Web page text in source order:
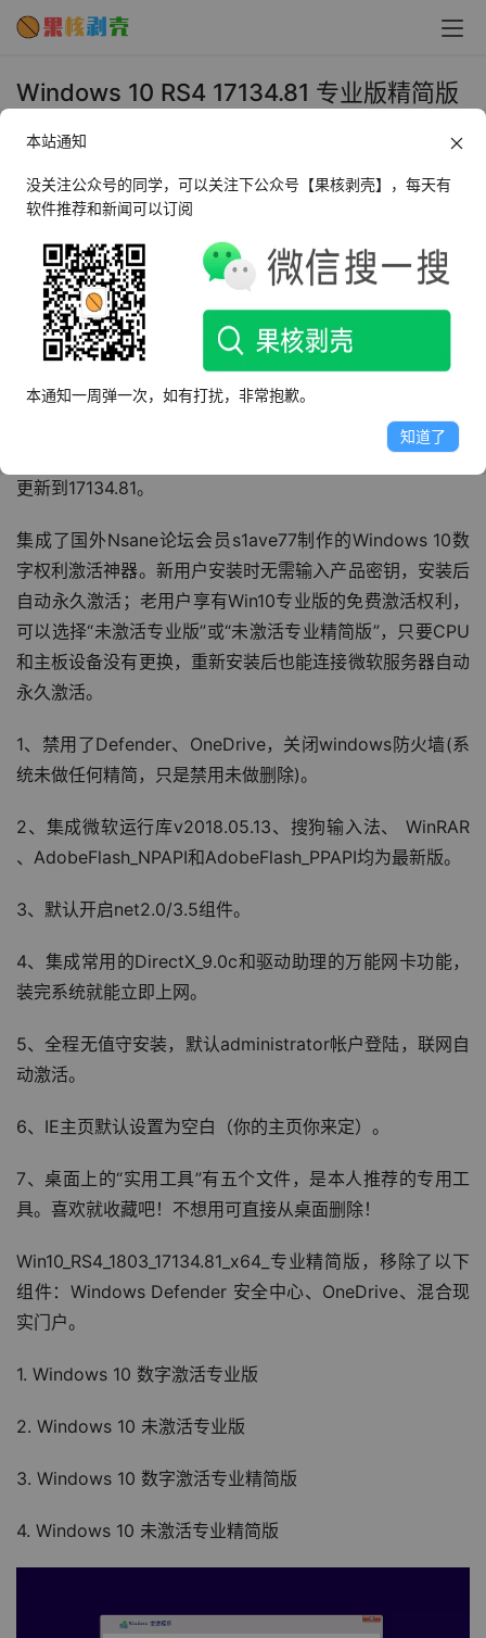
Windows 10 RS4 17134.81 专业版精简版
2018年5月30日 下午6:32 Win10
2018-05-29 Windows 10 RS4 1803 Build 17134.81 x64
专业版 / 专业精简版 by 山里来
Win10_RS4_1803_17134.81_x64_专业版，以微软原版
“cn_windows_10_business_editions_version_1803_updat
ed_march_2018_x64_dvd_12063730.iso”为蓝本升级制
作。删除了不必要的内置应用，仅保留了计算器、相机、应
用商店。离线集成了微软2018年5月最新补丁，内部版本号
更新到17134.81。
集成了国外Nsane论坛会员s1ave77制作的Windows 10数
字权利激活神器。新用户安装时无需输入产品密钥，安装后
自动永久激活；老用户享有Win10专业版的免费激活权利，
可以选择“未激活专业版”或“未激活专业精简版”，只要CPU
和主板设备没有更换，重新安装后也能连接微软服务器自动
永久激活。
1、禁用了Defender、OneDrive，关闭windows防火墙(系
统未做任何精简，只是禁用未做删除)。
2、集成微软运行库v2018.05.13、搜狗输入法、 WinRAR
、AdobeFlash_NPAPI和AdobeFlash_PPAPI均为最新版。
3、默认开启net2.0/3.5组件。
4、集成常用的DirectX_9.0c和驱动助理的万能网卡功能，
装完系统就能立即上网。
5、全程无值守安装，默认administrator帐户登陆，联网自
动激活。
6、IE主页默认设置为空白（你的主页你来定）。
7、桌面上的“实用工具”有五个文件，是本人推荐的专用工
具。喜欢就收藏吧！不想用可直接从桌面删除！
Win10_RS4_1803_17134.81_x64_专业精简版，移除了以下
组件：Windows Defender 安全中心、OneDrive、混合现
实门户。
1. Windows 10 数字激活专业版
2. Windows 10 未激活专业版
3. Windows 10 数字激活专业精简版
4. Windows 10 未激活专业精简版
本站通知
没关注公众号的同学，可以关注下公众号【果核剥壳】，每天有
软件推荐和新闻可以订阅
本通知一周弹一次，如有打扰，非常抱歉。
知道了